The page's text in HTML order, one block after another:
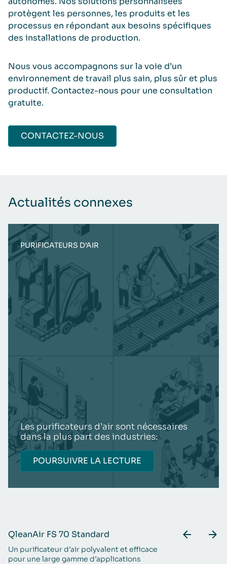
protègent les personnes, les produits et les
processus en répondant aux besoins spécifiques
des installations de production.
Nous vous accompagnons sur la voie d’un
environnement de travail plus sain, plus sûr et plus
productif. Contactez-nous pour une consultation
gratuite.
CONTACTEZ-NOUS
Actualités connexes
PURIFICATEURS D’AIR
Les purificateurs d’air sont nécessaires
dans la plus part des industries:
POURSUIVRE LA LECTURE
QleanAir FS 70 Standard
Un purificateur d’air polyvalent et efficace
pour une large gamme d’applications